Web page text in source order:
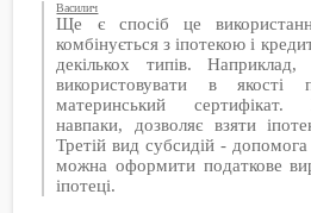
Василич
Ще є спосіб це
комбінується з іпотекою і
декількох типів.
використовувати в якості
материнський сертифікат.
навпаки, дозволяє взяти
Третій вид субсидій -
можна оформити податкове
іпотеці.